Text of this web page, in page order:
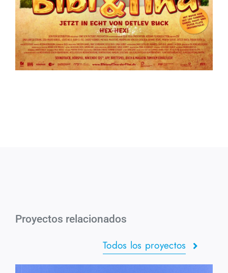
Proyectos relacionados
Todos los proyectos